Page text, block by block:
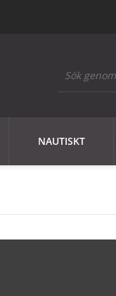
NAUTISKT